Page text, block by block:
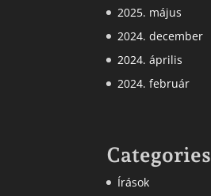
2025. május
2024. december
2024. április
2024. február
Categories
Írások